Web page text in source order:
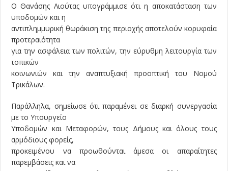
Ο Θανάσης Λιούτας υπογράμμισε ότι η αποκατάσταση των
υποδομών και η
αντιπλημμυρική θωράκιση της περιοχής αποτελούν κορυφαία
προτεραιότητα
για την ασφάλεια των πολιτών, την εύρυθμη λειτουργία των
τοπικών
κοινωνιών και την αναπτυξιακή προοπτική του Νομού
Τρικάλων.
Παράλληλα, σημείωσε ότι παραμένει σε διαρκή συνεργασία
με το Υπουργείο
Υποδομών και Μεταφορών, τους Δήμους και όλους τους
αρμόδιους φορείς,
προκειμένου να προωθούνται άμεσα οι απαραίτητες
παρεμβάσεις και να